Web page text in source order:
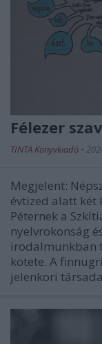
Félezer
TINTA Könyvkiadó •
Megjelent:
évtized alatt két
Péternek a
nyelvrokonság
irodalmunkban
kötete. A
jelenkori